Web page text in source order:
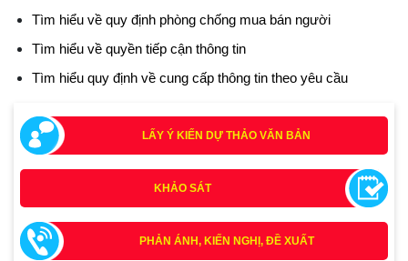
Tìm hiểu về quy định phòng chống mua bán người
Tìm hiểu về quyền tiếp cận thông tin
Tìm hiểu quy định về cung cấp thông tin theo yêu cầu
LẤY Ý KIẾN DỰ THẢO VĂN BẢN
KHẢO SÁT
PHẢN ÁNH, KIẾN NGHỊ, ĐỀ XUẤT
Tích cực tham gia góp ý, tuyên truyền dự thảo Bộ luật Hình
sự (sửa đổi) và Luật Tổ chức cơ quan điều tra (sửa đổi)